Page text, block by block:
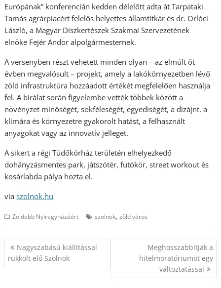
Európának” konferencián kedden délelőtt adta át Tarpataki
Tamás agrárpiacért felelős helyettes államtitkár és dr. Orlóci
László, a Magyar Díszkertészek Szakmai Szervezetének
elnöke Fejér Andor alpolgármesternek.
A versenyben részt vehetett minden olyan – az elmúlt öt
évben megvalósult – projekt, amely a lakókörnyezetben lévő
zöld infrastruktúra hozzáadott értékét megfelelően használja
fel. A bírálat során figyelembe vették többek között a
növényzet minőségét, sokféleségét, egyediségét, a dizájnt, a
klímára és környezetre gyakorolt hatást, a felhasznált
anyagokat vagy az innovatív jelleget.
A sikert a régi Tüdőkórház területén elhelyezkedő
dohányzásmentes park, játszótér, futókör, street workout és
kosárlabda pálya hozta el.
viaszolnok.hu
Zöldebb Nyíregyházáért szolnok,zöld város
Bejegyzés
navigáció
Nagyszabású kiállítással
rukkolt elő Szolnok
Meghosszabbítják a
hitelmoratóriumot egy
változtatással